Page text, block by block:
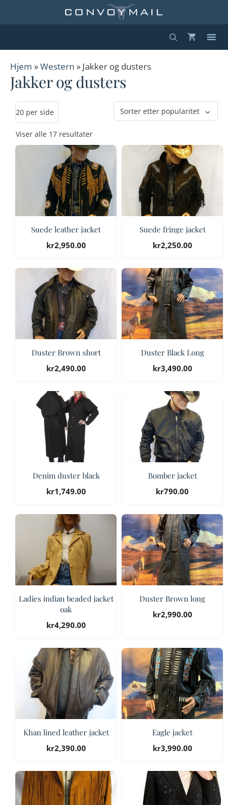
Hjem »Western » Jakker og dusters
Jakker og dusters
Viser alle 17 resultaterSortert
etter
Suede leather jacket
kr2,950.00
Suede fringe jacket
kr2,250.00
Duster Brown short
kr2,490.00
Duster Black Long
kr3,490.00
Denim duster black
kr1,749.00
Bomber jacket
kr790.00
Ladies indian beaded jacket
oak
kr4,290.00
Duster Brown long
kr2,990.00
Khan lined leather jacket
kr2,390.00
Eagle jacket
kr3,990.00